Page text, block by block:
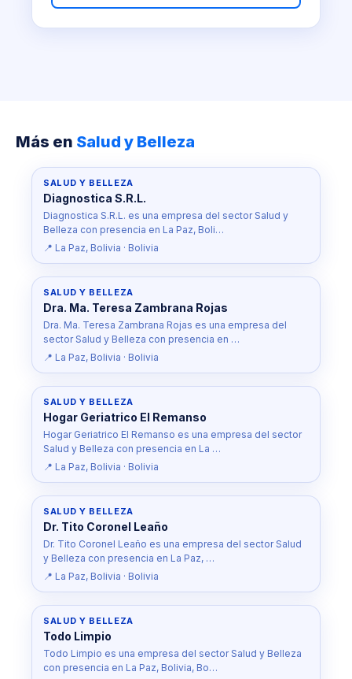
Más en Salud y Belleza
SALUD Y BELLEZA
Diagnostica S.R.L.
Diagnostica S.R.L. es una empresa del sector Salud y
Belleza con presencia en La Paz, Boli…
📍 La Paz, Bolivia · Bolivia
SALUD Y BELLEZA
Dra. Ma. Teresa Zambrana Rojas
Dra. Ma. Teresa Zambrana Rojas es una empresa del
sector Salud y Belleza con presencia en …
📍 La Paz, Bolivia · Bolivia
SALUD Y BELLEZA
Hogar Geriatrico El Remanso
Hogar Geriatrico El Remanso es una empresa del sector
Salud y Belleza con presencia en La …
📍 La Paz, Bolivia · Bolivia
SALUD Y BELLEZA
Dr. Tito Coronel Leaño
Dr. Tito Coronel Leaño es una empresa del sector Salud
y Belleza con presencia en La Paz, …
📍 La Paz, Bolivia · Bolivia
SALUD Y BELLEZA
Todo Limpio
Todo Limpio es una empresa del sector Salud y Belleza
con presencia en La Paz, Bolivia, Bo…